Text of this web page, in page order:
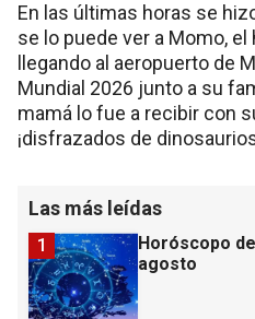
En las últimas horas se
se lo puede ver a Momo,
llegando al aeropuerto de
Mundial 2026 junto a su
mamá lo fue a recibir con
¡disfrazados de
Las más leídas
Horóscopo
agosto
1